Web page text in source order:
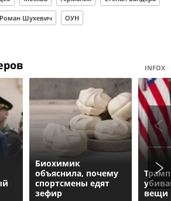
Роман Шухевич ОУН
INFOX
Биохимик
объяснила, почему
спортсмены едят
зефир
вещи